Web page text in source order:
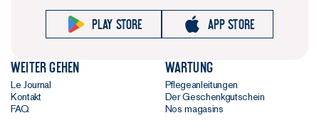
Play store App store
Weiter gehen
Le Journal
Kontakt
FAQ
Wartung
Pflegeanleitungen
Der Geschenkgutschein
Nos magasins